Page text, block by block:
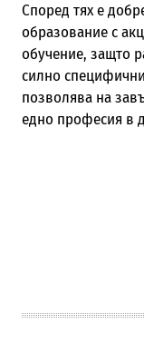
Според тях е
образование с
обучение, защто
силно
позволява на
едно професия в